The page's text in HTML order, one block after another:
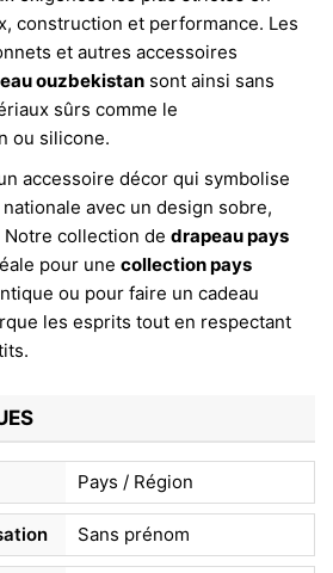
construction et performance. Les
et autres accessoires
ouzbekistan sont ainsi sans
sûrs comme le
ou silicone.
accessoire décor qui symbolise
avec un design sobre,
collection de drapeau pays
pour une collection pays
ou pour faire un cadeau
les esprits tout en respectant
Pays / Région
Sans prénom